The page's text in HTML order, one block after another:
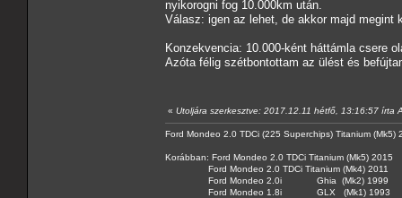
nyikorogni fog 10.000km után.
Válasz: igen az lehet, de akkor majd megint
Konzekvencia: 10.000-ként háttámla csere
Azóta félig szétbontottam az ülést és
« Utoljára szerkesztve: 2017.12.11 hétfő, 13:16:57 írta
Ford Mondeo 2.0 TDCi (225 Superchips) Titanium (Mk5)
Korábban: Ford Mondeo 2.0 TDCi Titanium (Mk5) 2015
Ford Mondeo 2.0 TDCi Titanium (Mk4) 2011
Ford Mondeo 2.0i Ghia (Mk2) 1999
Ford Mondeo 1.8i GLX (Mk1) 1993